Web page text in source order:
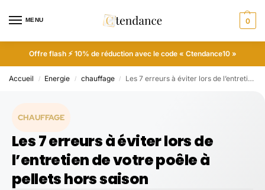
MENU 0
Offre flash ⚡ 10% de réduction avec le code « Ctendance10 »
Accueil / Energie / chauffage / Les 7 erreurs à éviter lors de l’entretien de votre poêle à pellets hors saison
CHAUFFAGE
Les 7 erreurs à éviter lors de
l’entretien de votre poêle à
pellets hors saison